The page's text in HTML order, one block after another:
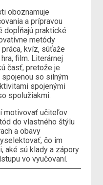
oboznamuje
a prípravou
dopĺňajú praktické
metódy
kvíz, súťaže
film. Literárnej
časť, pretože je
so silným
spojenými
spolužiakmi.
motivovať učiteľov
do vlastného štýlu
a obavy
čo im
aké sú klady a zápory
vo vyučovaní.